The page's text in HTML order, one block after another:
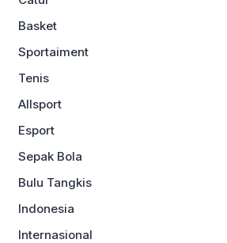
Basket
Sportaiment
Tenis
Allsport
Esport
Sepak Bola
Bulu Tangkis
Indonesia
Internasional